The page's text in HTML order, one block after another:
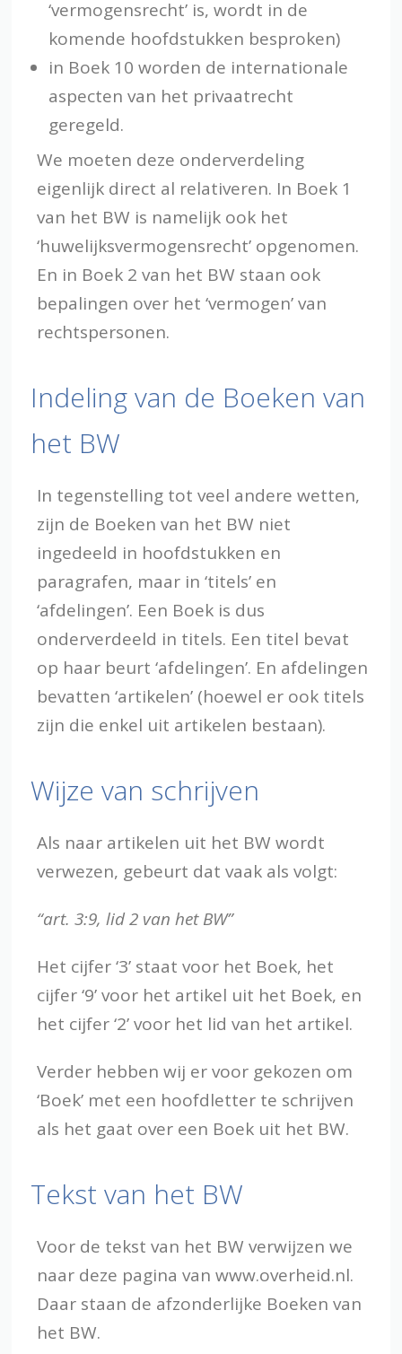
‘vermogensrecht’ is, wordt in de
komende hoofdstukken besproken)
in Boek 10 worden de internationale
aspecten van het privaatrecht
geregeld.
We moeten deze onderverdeling
eigenlijk direct al relativeren. In Boek 1
van het BW is namelijk ook het
‘huwelijksvermogensrecht’ opgenomen.
En in Boek 2 van het BW staan ook
bepalingen over het ‘vermogen’ van
rechtspersonen.
Indeling van de Boeken van
het BW
In tegenstelling tot veel andere wetten,
zijn de Boeken van het BW niet
ingedeeld in hoofdstukken en
paragrafen, maar in ‘titels’ en
‘afdelingen’. Een Boek is dus
onderverdeeld in titels. Een titel bevat
op haar beurt ‘afdelingen’. En afdelingen
bevatten ‘artikelen’ (hoewel er ook titels
zijn die enkel uit artikelen bestaan).
Wijze van schrijven
Als naar artikelen uit het BW wordt
verwezen, gebeurt dat vaak als volgt:
“art. 3:9, lid 2 van het BW”
Het cijfer ‘3’ staat voor het Boek, het
cijfer ‘9’ voor het artikel uit het Boek, en
het cijfer ‘2’ voor het lid van het artikel.
Verder hebben wij er voor gekozen om
‘Boek’ met een hoofdletter te schrijven
als het gaat over een Boek uit het BW.
Tekst van het BW
Voor de tekst van het BW verwijzen we
naar deze pagina van www.overheid.nl.
Daar staan de afzonderlijke Boeken van
het BW.